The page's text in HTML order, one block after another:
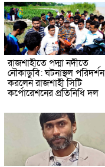
রাজশাহীতে পদ্মা নদীতে
নৌকাডুবি: ঘটনাস্থল পরিদর্শন
করলেন রাজশাহী সিটি
কর্পোরেশনের প্রতিনিধি দল